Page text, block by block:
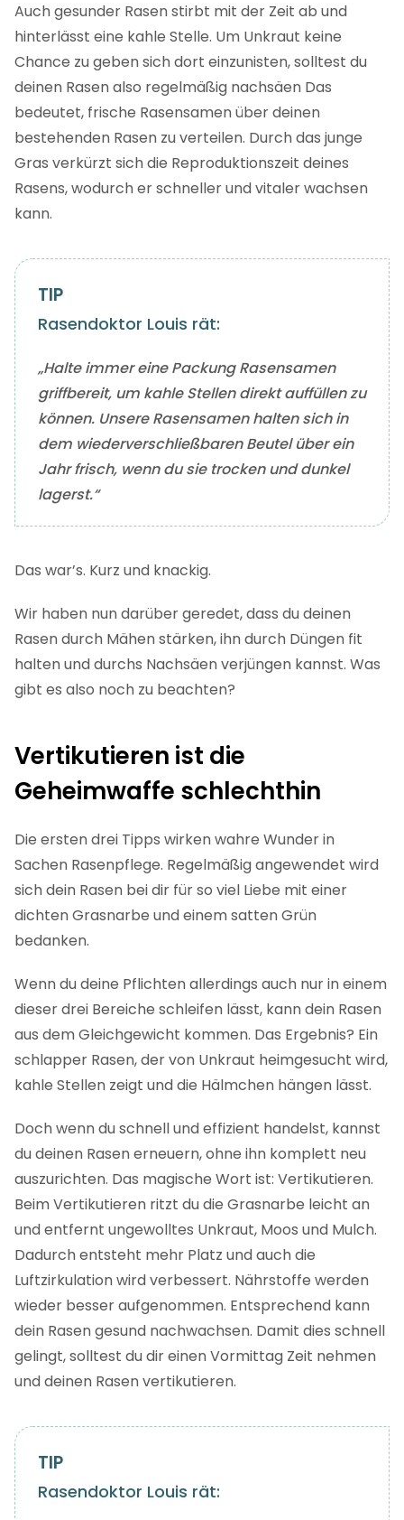
Auch gesunder Rasen stirbt mit der Zeit ab und
hinterlässt eine kahle Stelle. Um Unkraut keine
Chance zu geben sich dort einzunisten, solltest du
deinen Rasen also regelmäßig nachsäen Das
bedeutet, frische Rasensamen über deinen
bestehenden Rasen zu verteilen. Durch das junge
Gras verkürzt sich die Reproduktionszeit deines
Rasens, wodurch er schneller und vitaler wachsen
kann.
Rasendoktor Louis rät:
„Halte immer eine Packung Rasensamen
griffbereit, um kahle Stellen direkt auffüllen zu
können. Unsere Rasensamen halten sich in
dem wiederverschließbaren Beutel über ein
Jahr frisch, wenn du sie trocken und dunkel
lagerst.“
Das war’s. Kurz und knackig.
Wir haben nun darüber geredet, dass du deinen
Rasen durch Mähen stärken, ihn durch Düngen fit
halten und durchs Nachsäen verjüngen kannst. Was
gibt es also noch zu beachten?
Vertikutieren ist die
Geheimwaffe schlechthin
Die ersten drei Tipps wirken wahre Wunder in
Sachen Rasenpflege. Regelmäßig angewendet wird
sich dein Rasen bei dir für so viel Liebe mit einer
dichten Grasnarbe und einem satten Grün
bedanken.
Wenn du deine Pflichten allerdings auch nur in einem
dieser drei Bereiche schleifen lässt, kann dein Rasen
aus dem Gleichgewicht kommen. Das Ergebnis? Ein
schlapper Rasen, der von Unkraut heimgesucht wird,
kahle Stellen zeigt und die Hälmchen hängen lässt.
Doch wenn du schnell und effizient handelst, kannst
du deinen Rasen erneuern, ohne ihn komplett neu
auszurichten. Das magische Wort ist: Vertikutieren.
Beim Vertikutieren ritzt du die Grasnarbe leicht an
und entfernt ungewolltes Unkraut, Moos und Mulch.
Dadurch entsteht mehr Platz und auch die
Luftzirkulation wird verbessert. Nährstoffe werden
wieder besser aufgenommen. Entsprechend kann
dein Rasen gesund nachwachsen. Damit dies schnell
gelingt, solltest du dir einen Vormittag Zeit nehmen
und deinen Rasen vertikutieren.
Rasendoktor Louis rät: